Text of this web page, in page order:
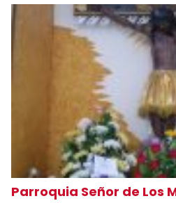
Parroquia Señor de Los